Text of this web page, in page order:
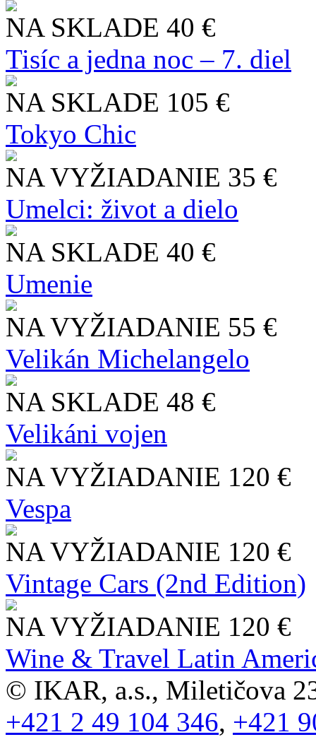
NA SKLADE 40 €
Tisíc a jedna noc – 7. diel
NA SKLADE 105 €
Tokyo Chic
NA VYŽIADANIE 35 €
Umelci: život a dielo
NA SKLADE 40 €
Umenie
NA VYŽIADANIE 55 €
Velikán Michelangelo
NA SKLADE 48 €
Velikáni vojen
NA VYŽIADANIE 120 €
Vespa
NA VYŽIADANIE 120 €
Vintage Cars (2nd Edition)
NA VYŽIADANIE 120 €
Wine & Travel Latin
© IKAR, a.s., Miletičova
+421 2 49 104 346, +421